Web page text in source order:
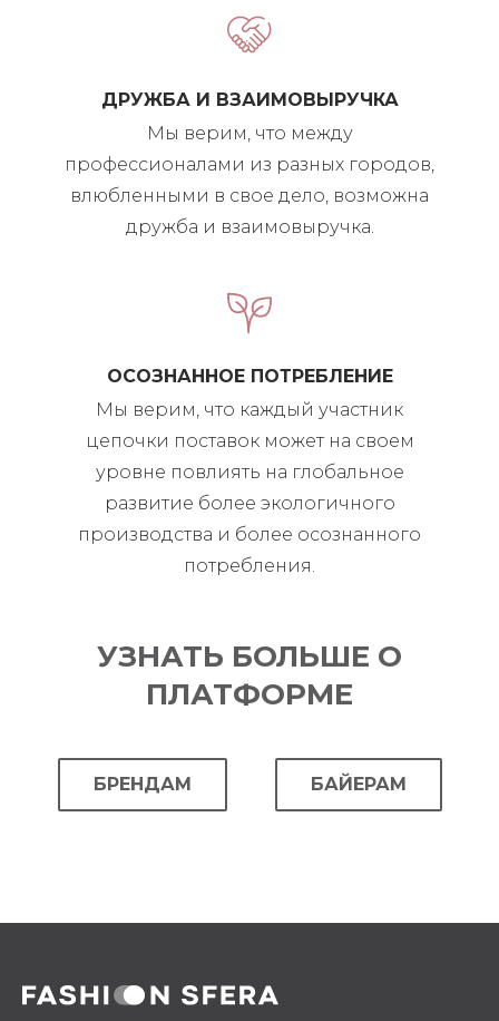
ДРУЖБА И ВЗАИМОВЫРУЧКА
Мы верим, что между
профессионалами из разных городов,
влюбленными в свое дело, возможна
дружба и взаимовыручка.
ОСОЗНАННОЕ ПОТРЕБЛЕНИЕ
Мы верим, что каждый участник
цепочки поставок может на своем
уровне повлиять на глобальное
развитие более экологичного
производства и более осознанного
потребления.
УЗНАТЬ БОЛЬШЕ О
ПЛАТФОРМЕ
БРЕНДАМ БАЙЕРАМ